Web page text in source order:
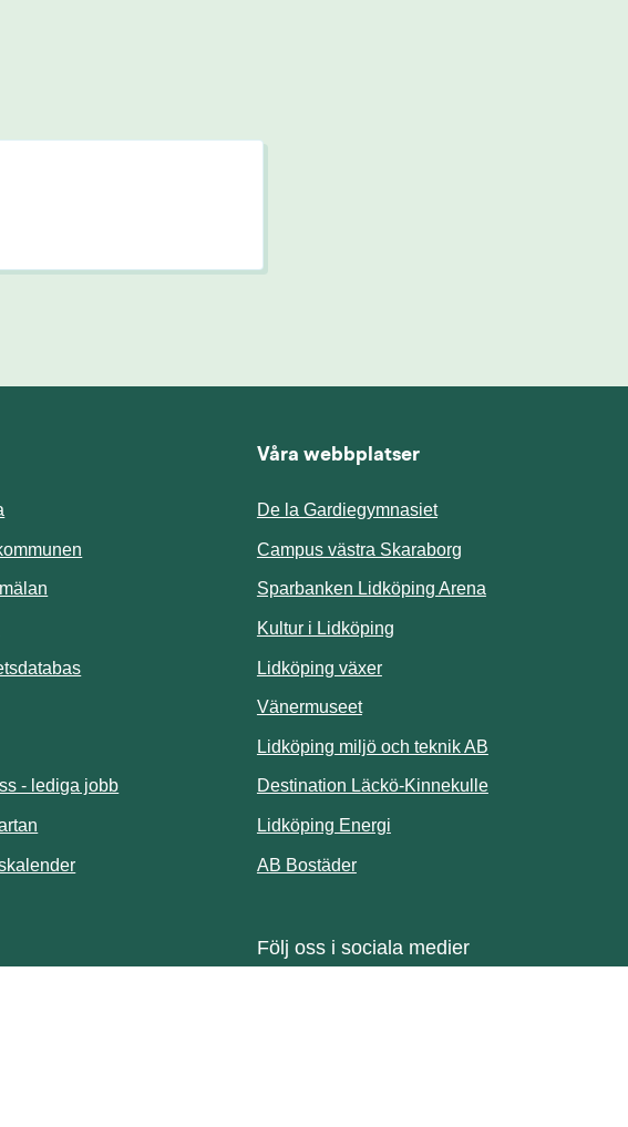
Länk till annan webbplats.
till annan webbplats.
Länk till annan webbplats.
annan webbplats.
- lediga jobb
Länk till annan webbplats.
Våra webbplatser
De la Gardiegymnasiet
Campus västra Skaraborg
Sparbanken Lidköping Arena
Kultur i Lidköping
Lidköping växer
Vänermuseet
Lidköping miljö och teknik AB
Destination Läckö-KinnekulleLänk till annan
Lidköping EnergiLänk till annan webbplats.
AB BostäderLänk till annan webbplats.
Följ oss i sociala medier